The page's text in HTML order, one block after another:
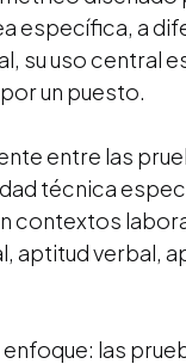
específica, a
su uso central
un puesto.
entre las
técnica
contextos
aptitud verbal,
las